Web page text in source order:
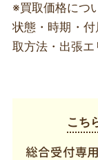
※買取価格につ
状態・時期・
取方法・出張エ
こち